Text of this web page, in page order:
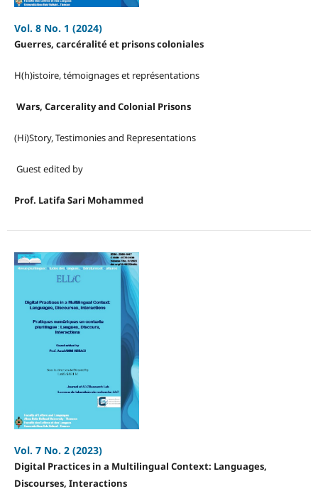
Vol. 8 No. 1 (2024)
Guerres, carcéralité et prisons coloniales
H(h)istoire, témoignages et représentations
Wars, Carcerality and Colonial Prisons
(Hi)Story, Testimonies and Representations
Guest edited by
Prof. Latifa Sari Mohammed
Vol. 7 No. 2 (2023)
Digital Practices in a Multilingual Context: Languages,
Discourses, Interactions